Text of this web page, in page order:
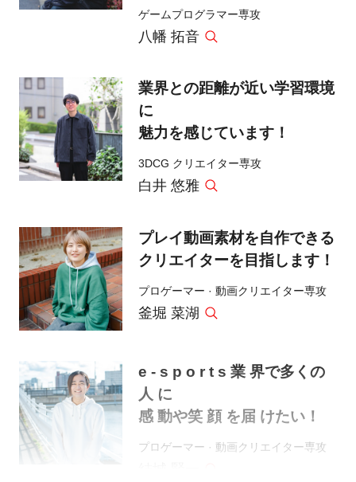
ゲームプログラマー専攻
八幡 拓音
業界との距離が近い学習環境
に
魅力を感じています！
3DCG クリエイター専攻
白井 悠雅
プレイ動画素材を自作できる
クリエイターを目指します！
プロゲーマー · 動画クリエイター専攻
釜堀 菜湖
e - s p o r t s 業 界で多くの
人 に
感 動や笑 顔 を届 けたい！
プロゲーマー · 動画クリエイター専攻